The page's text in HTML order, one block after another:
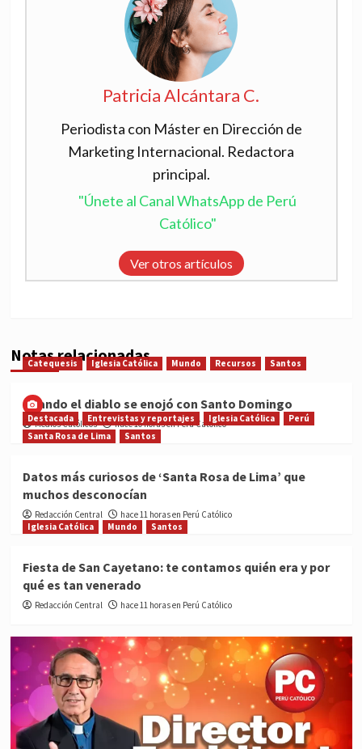
Patricia Alcántara C.
Periodista con Máster en Dirección de
Marketing Internacional. Redactora
principal.
"Únete al Canal WhatsApp de Perú
Católico"
Ver otros artículos
Notas relacionadas
Catequesis Iglesia Católica Mundo Recursos Santos
Cuando el diablo se enojó con Santo Domingo
Medios Católicos hace 10 horas en Perú Católico
Destacada Entrevistas y reportajes Iglesia Católica
Perú
Santa Rosa de Lima
Santos
Datos más curiosos de ‘Santa Rosa de Lima’ que
muchos desconocían
Redacción Central
hace 11 horas en Perú Católico
Iglesia Católica
Mundo Santos
Fiesta de San Cayetano: te contamos quién era y por
qué es tan venerado
Redacción Central hace 11 horas en Perú Católico